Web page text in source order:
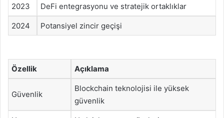
2023 DeFi entegrasyonu ve stratejik ortaklıklar
2024 Potansiyel zincir geçişi
Özellik Açıklama
Güvenlik
Blockchain teknolojisi ile yüksek
güvenlik